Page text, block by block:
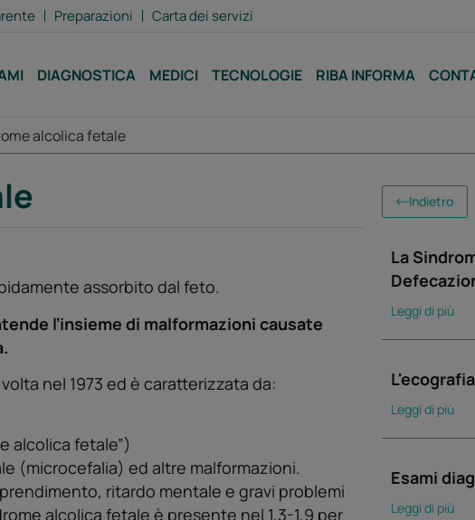
Preparazioni Carta dei servizi
DIAGNOSTICA MEDICI TECNOLOGIE RIBA INFORMA
alcolica fetale
assorbito dal feto.
ľinsieme di malformazioni causate
nel 1973 ed è caratterizzata da:
alcolica fetale”)
(microcefalia) ed altre malformazioni.
ritardo mentale e gravi problemi
alcolica fetale è presente nel 1,3-1,9 per
Indietro
La
Leggi di più
Leggi di più
Esami
Leggi di più